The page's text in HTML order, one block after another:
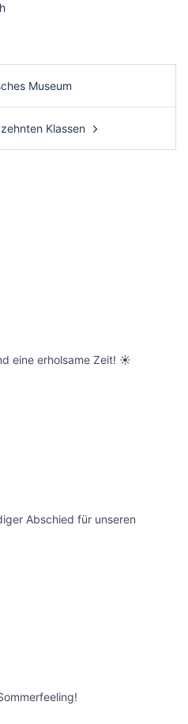
Museum
Klassen
eine erholsame Zeit! ☀️
Abschied für unseren